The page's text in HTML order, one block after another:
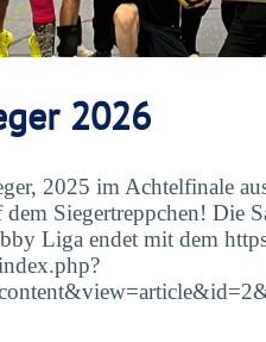
2026
2025 im Achtelfinale
dem Siegertreppchen! Die
Liga endet mit dem